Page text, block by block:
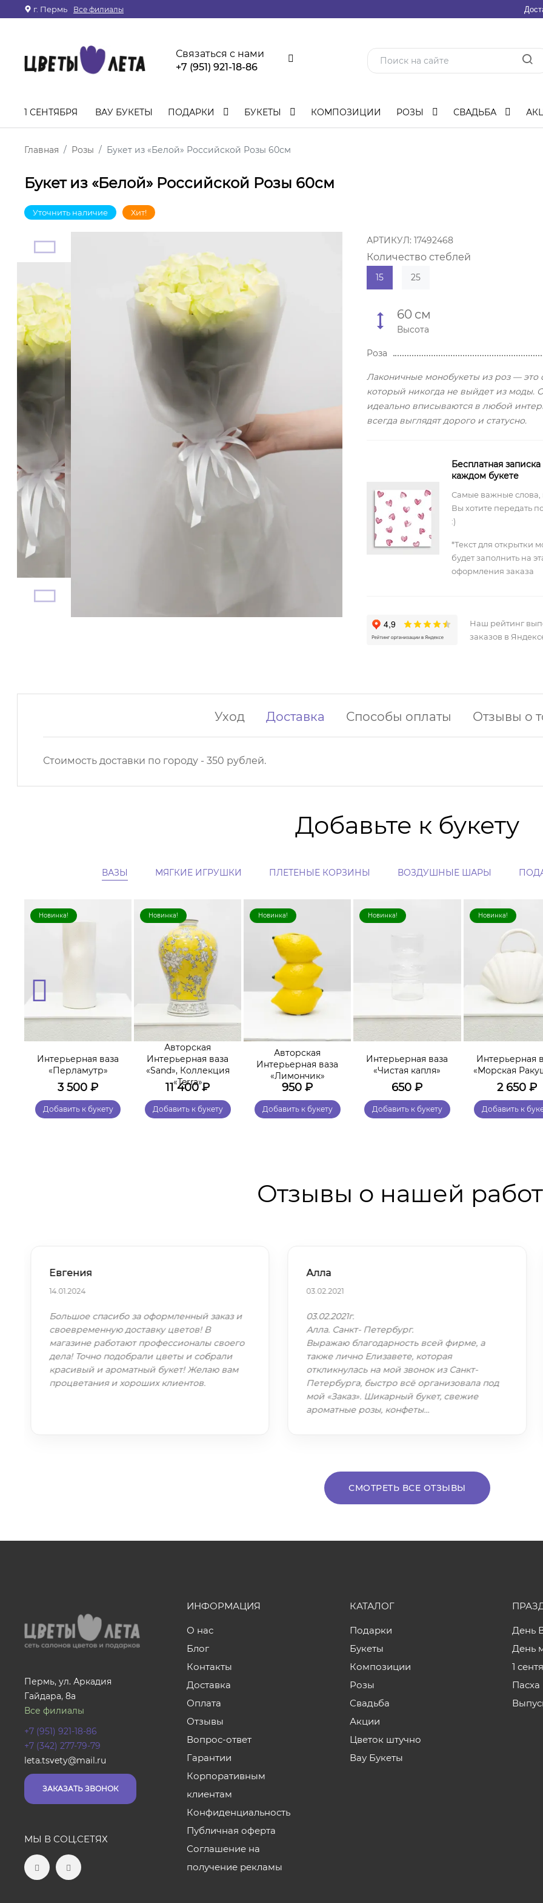
г. Пермь Все филиалы
Связаться с нами
+7 (951) 921-18-86
1 СЕНТЯБРЯ ВАУ БУКЕТЫ ПОДАРКИ БУКЕТЫ КОМПОЗИЦИИ РОЗЫ СВАДЬБА
Главная Розы Букет из «Белой» Российской Розы 60см
Букет из «Белой» Российской Розы 60см
Уточнить наличие Хит!
АРТИКУЛ: 17492468
Количество стеблей
15 25
60 см
Высота
Роза
Лаконичные монобукеты из роз — это
который никогда не выйдет из моды.
идеально вписываются в любой
всегда выглядят дорого и статусно.
Бесплатная записка
каждом букете
Самые важные слова,
Вы хотите передать
:)
*Текст для открытки
будет заполнить на
оформления заказа
Наш рейтинг
заказов в
Уход Доставка Способы оплаты Отзывы о
Стоимость доставки по городу - 350 рублей.
Добавьте к букету
ВАЗЫ МЯГКИЕ ИГРУШКИ ПЛЕТЕНЫЕ КОРЗИНЫ ВОЗДУШНЫЕ ШАРЫ
Новинка!
Интерьерная ваза
«Перламутр»
3 500 ₽
Добавить к букету
Новинка!
Авторская
Интерьерная ваза
«Sand», Коллекция
«Terra»
11 400₽
Добавить к букету
Новинка!
Авторская
Интерьерная ваза
«Лимончик»
950 ₽
Добавить к букету
Новинка!
Интерьерная ваза
«Чистая капля»
650 ₽
Добавить к букету
Новинка!
Интерьерная
«Морская
2 650 ₽
Добавить к
Отзывы о нашей
Евгения
14.01.2024
Большое спасибо за оформленный заказ и
своевременную доставку цветов! В
магазине работают профессионалы своего
дела! Точно подобрали цветы и собрали
красивый и ароматный букет! Желаю вам
процветания и хороших клиентов.
Алла
03.02.2021
03.02.2021г.
Алла. Санкт- Петербург.
Выражаю благодарность всей фирме, а
также лично Елизавете, которая
откликнулась на мой звонок из Санкт-
Петербурга, быстро всё организовала под
мой «Заказ». Шикарный букет, свежие
ароматные розы, конфеты…
СМОТРЕТЬ ВСЕ ОТЗЫВЫ
Пермь, ул. Аркадия
Гайдара, 8а
Все филиалы
+7 (951) 921-18-86
+7 (342) 277-79-79
leta.tsvety@mail.ru
ЗАКАЗАТЬ ЗВОНОК
МЫ В СОЦ.СЕТЯХ
ИНФОРМАЦИЯ
О нас
Блог
Контакты
Доставка
Оплата
Отзывы
Вопрос-ответ
Гарантии
Корпоративным
клиентам
Конфиденциальность
Публичная оферта
Соглашение на
получение рекламы
КАТАЛОГ
Подарки
Букеты
Композиции
Розы
Свадьба
Акции
Цветок штучно
Вау Букеты
День
День
1
Пасха